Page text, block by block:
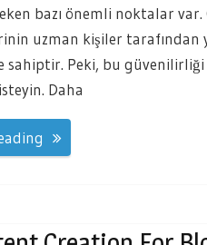
bazı önemli noktalar
uzman kişiler tarafından
Peki, bu güvenilirliği
Daha